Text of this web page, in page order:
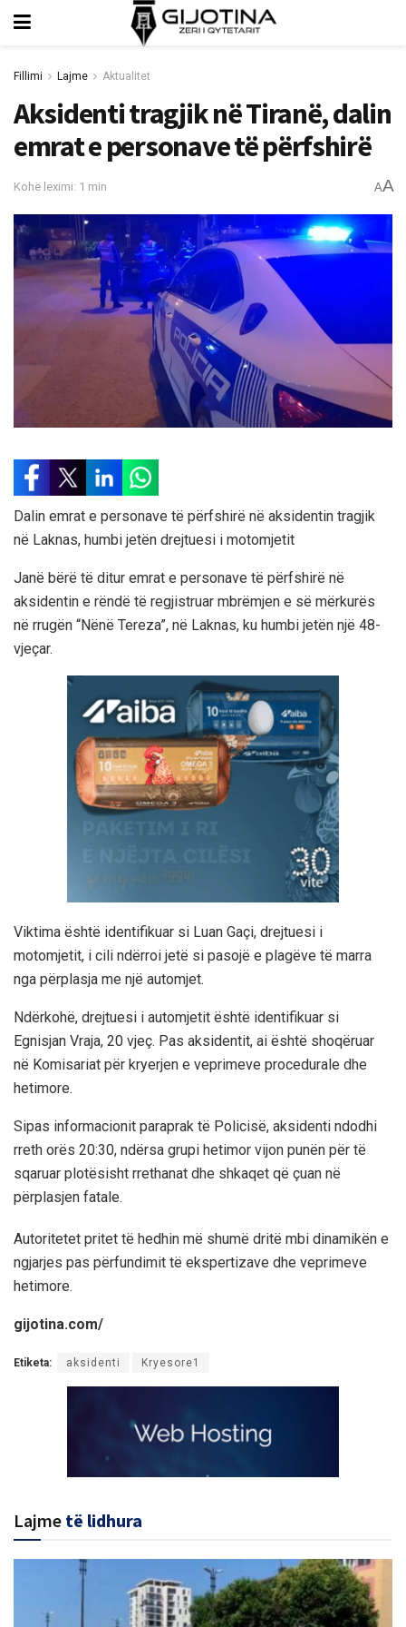
Fillimi Lajme Aktualitet
Aksidenti tragjik në Tiranë, dalin
emrat e personave të përfshirë
Kohë leximi: 1 min AA
Dalin emrat e personave të përfshirë në aksidentin tragjik
në Laknas, humbi jetën drejtuesi i motomjetit
Janë bërë të ditur emrat e personave të përfshirë në
aksidentin e rëndë të regjistruar mbrëmjen e së mërkurës
në rrugën “Nënë Tereza”, në Laknas, ku humbi jetën një 48-
vjeçar.
Viktima është identifikuar si Luan Gaçi, drejtuesi i
motomjetit, i cili ndërroi jetë si pasojë e plagëve të marra
nga përplasja me një automjet.
Ndërkohë, drejtuesi i automjetit është identifikuar si
Egnisjan Vraja, 20 vjeç. Pas aksidentit, ai është shoqëruar
në Komisariat për kryerjen e veprimeve procedurale dhe
hetimore.
Sipas informacionit paraprak të Policisë, aksidenti ndodhi
rreth orës 20:30, ndërsa grupi hetimor vijon punën për të
sqaruar plotësisht rrethanat dhe shkaqet që çuan në
përplasjen fatale.
Autoritetet pritet të hedhin më shumë dritë mbi dinamikën e
ngjarjes pas përfundimit të ekspertizave dhe veprimeve
hetimore.
gijotina.com/
Etiketa: aksidenti Kryesore1
Lajme të lidhura